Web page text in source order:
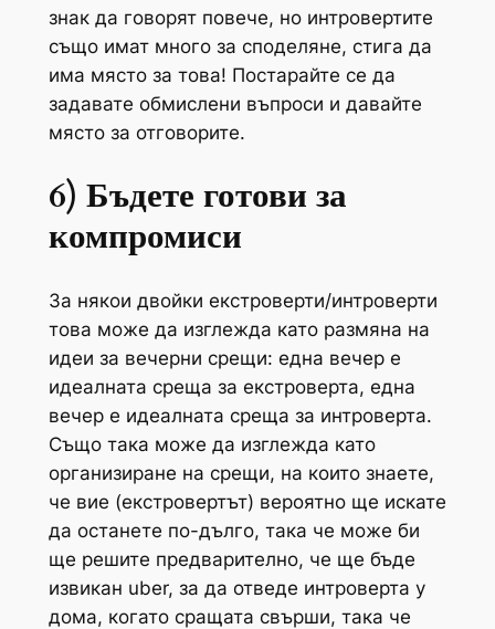
знак да говорят повече, но интровертите
също имат много за споделяне, стига да
има място за това! Постарайте се да
задавате обмислени въпроси и давайте
място за отговорите.
6) Бъдете готови за
компромиси
За някои двойки екстроверти/интроверти
това може да изглежда като размяна на
идеи за вечерни срещи: една вечер е
идеалната среща за екстроверта, една
вечер е идеалната среща за интроверта.
Също така може да изглежда като
организиране на срещи, на които знаете,
че вие ​​(екстровертът) вероятно ще искате
да останете по-дълго, така че може би
ще решите предварително, че ще бъде
извикан uber, за да отведе интроверта у
дома, когато сращата свърши, така че